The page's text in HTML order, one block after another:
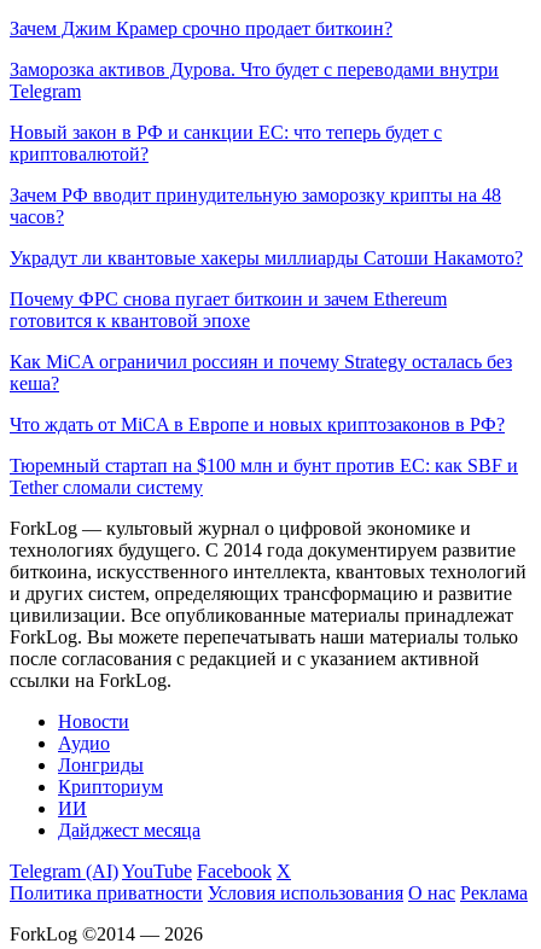
Зачем Джим Крамер срочно продает биткоин?
Заморозка активов Дурова. Что будет с переводами внутри
Telegram
Новый закон в РФ и санкции ЕС: что теперь будет с
криптовалютой?
Зачем РФ вводит принудительную заморозку крипты на 48
часов?
Украдут ли квантовые хакеры миллиарды Сатоши Накамото?
Почему ФРС снова пугает биткоин и зачем Ethereum
готовится к квантовой эпохе
Как MiCA ограничил россиян и почему Strategy осталась без
кеша?
Что ждать от MiCA в Европе и новых криптозаконов в РФ?
Тюремный стартап на $100 млн и бунт против ЕС: как SBF и
Tether сломали систему
ForkLog — культовый журнал о цифровой экономике и
технологиях будущего. С 2014 года документируем развитие
биткоина, искусственного интеллекта, квантовых технологий
и других систем, определяющих трансформацию и развитие
цивилизации. Все опубликованные материалы принадлежат
ForkLog. Вы можете перепечатывать наши материалы только
после согласования с редакцией и с указанием активной
ссылки на ForkLog.
Новости
Аудио
Лонгриды
Крипториум
ИИ
Дайджест месяца
Telegram (AI)YouTube Facebook X
Политика приватности Условия использования О нас Реклама
ForkLog ©2014 — 2026